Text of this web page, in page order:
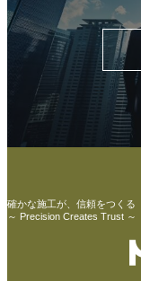
確かな施工が、信頼をつくる
～ Precision Creates Trust ～